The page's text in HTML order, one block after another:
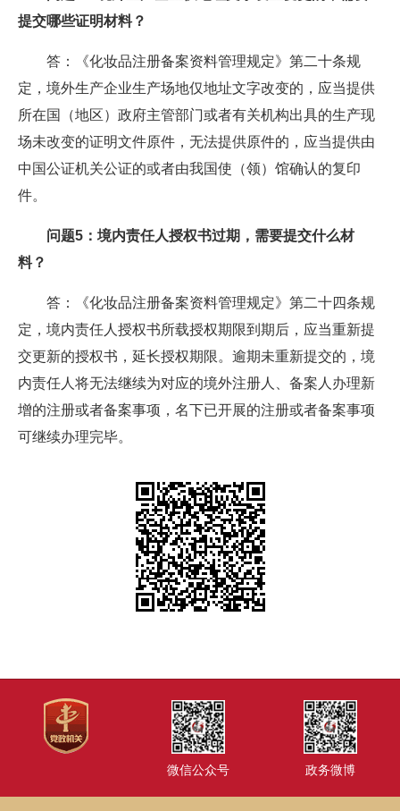
提交哪些证明材料？
答：《化妆品注册备案资料管理规定》第二十条规
定，境外生产企业生产场地仅地址文字改变的，应当提供
所在国（地区）政府主管部门或者有关机构出具的生产现
场未改变的证明文件原件，无法提供原件的，应当提供由
中国公证机关公证的或者由我国使（领）馆确认的复印
件。
问题5：境内责任人授权书过期，需要提交什么材
料？
答：《化妆品注册备案资料管理规定》第二十四条规
定，境内责任人授权书所载授权期限到期后，应当重新提
交更新的授权书，延长授权期限。逾期未重新提交的，境
内责任人将无法继续为对应的境外注册人、备案人办理新
增的注册或者备案事项，名下已开展的注册或者备案事项
可继续办理完毕。
微信公众号 政务微博